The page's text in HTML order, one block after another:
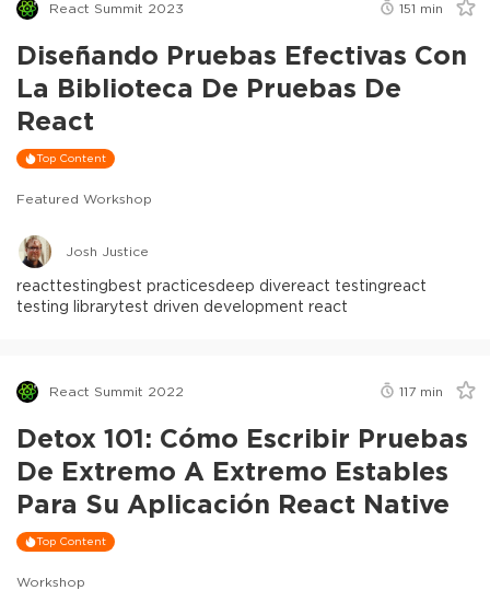
React Summit 2023 151 min
Diseñando Pruebas Efectivas Con
La Biblioteca De Pruebas De
React
Top Content
Featured Workshop
Josh Justice
reacttestingbest practicesdeep divereact testingreact
testing librarytest driven development react
React Summit 2022 117 min
Detox 101: Cómo Escribir Pruebas
De Extremo A Extremo Estables
Para Su Aplicación React Native
Top Content
Workshop